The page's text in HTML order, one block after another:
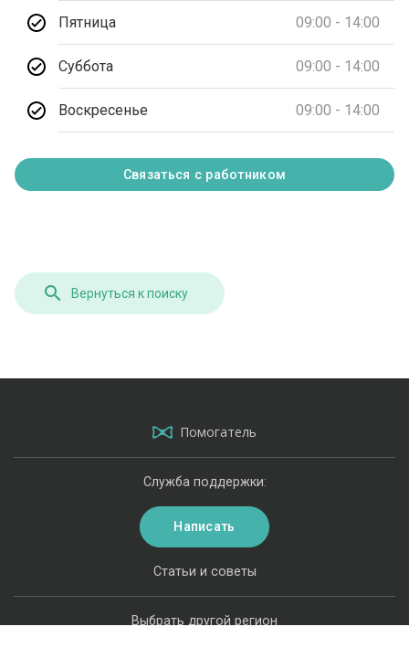
Пятница 09:00 - 14:00
Суббота 09:00 - 14:00
Воскресенье 09:00 - 14:00
Связаться с работником
Вернуться к поиску
Помогатель
Выбрать другой регион
Статьи и советы
Служба поддержки:
Написать